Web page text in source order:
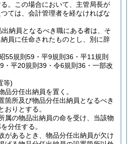
。
この場合において、主管局長が
ては、会計管理者を経なければな
出納員となるべき職にある者は、そ
員に任命されたものとし、別に辞
55規則59・平9規則36・平11規則
・平20規則39・令6規則36・一部改
等)
品分任出納員を置く。
箇所及び物品分任出納員となるべき
おりとする。
属の物品出納員の命を受け、当該物
分任する。
があるとき、物品分任出納員が欠け